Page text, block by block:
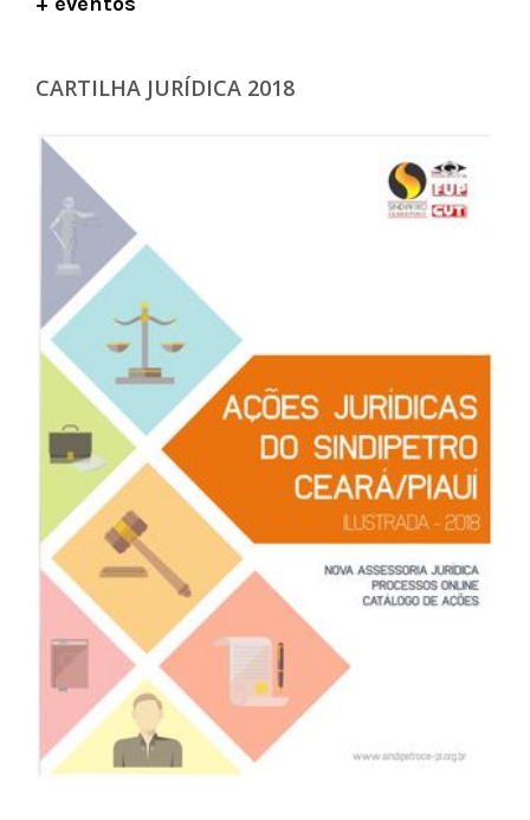
CARTILHA JURÍDICA 2018